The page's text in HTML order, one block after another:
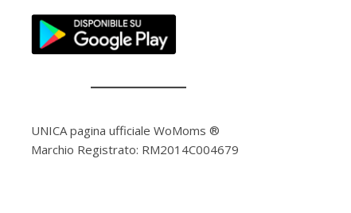
UNICA pagina ufficiale WoMoms ®
Marchio Registrato: RM2014C004679